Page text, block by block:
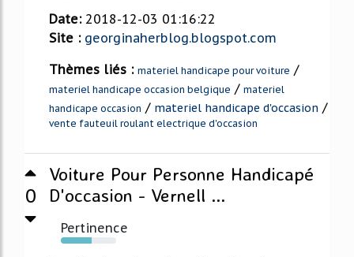
Date: 2018-12-03 01:16:22
Site : georginaherblog.blogspot.com
Thèmes liés : materiel handicape pour voiture /
materiel handicape occasion belgique / materiel
handicape occasion / materiel handicape d'occasion /
vente fauteuil roulant electrique d'occasion
0
Voiture Pour Personne Handicapé
D'occasion - Vernell ...
Pertinence
56%